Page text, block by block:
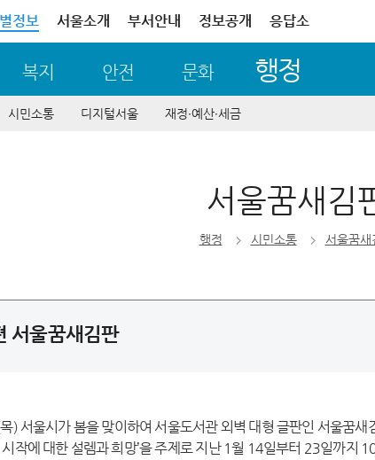
정보 서울소개 부서안내 정보공개 응답소
복지 안전 문화 행정
시민소통 디지털서울 재정∙예산∙세금
서울꿈새김
행정 시민소통 서울꿈새
서울꿈새김판
) 서울시가 봄을 맞이하여 서울도서관 외벽 대형 글판인 서울꿈새
작에 대한 설렘과 희망’을 주제로 지난 1월 14일부터 23일까지